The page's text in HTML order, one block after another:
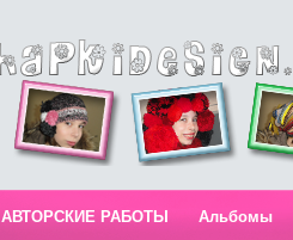
АВТОРСКИЕ РАБОТЫ Альбомы